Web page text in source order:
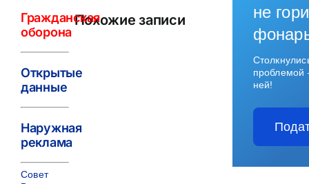
Похожие записи
Гражданская
оборона
Открытые
данные
Наружная
реклама
Совет
не
ней!